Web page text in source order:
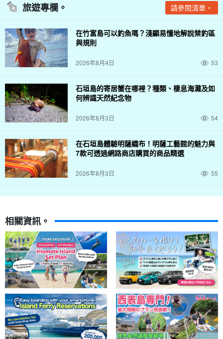
吃我們自己在酒館抓的魚！
在釣魚體驗中捕獲的魚可在合作餐廳烹調食用。
以您必須靜觀其變！
酒吧簡介
商店名稱：南冠
日本沖繩縣石垣市新榮町 25-3
營業時間：下午 6 時至晚上 24 時 (LO.11pm)。
休息日：星期四。
電話：080-9850-7830
旅遊專欄。 請參閱清單。
在竹富島可以釣魚嗎？淺顯易懂地解說禁釣區
與規則
2026年8月4日 53
石垣島的寄居蟹在哪裡？種類、棲息海灘及如
何辨識天然紀念物
2026年8月3日 54
在石垣島體驗明薩織布！明薩工藝館的魅力與
7款可透過網路商店購買的商品精選
2026年8月3日 55
相關資訊。